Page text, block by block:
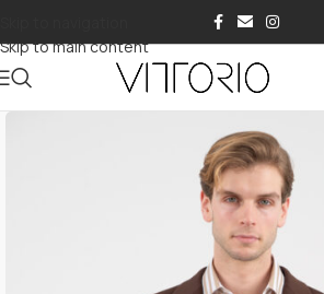
Skip to main content